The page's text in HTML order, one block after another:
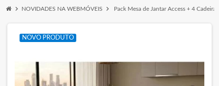
chevron_right NOVIDADES NA WEBMÓVEIS chevron_right Pack Mesa de Jantar Access + 4
NOVO PRODUTO